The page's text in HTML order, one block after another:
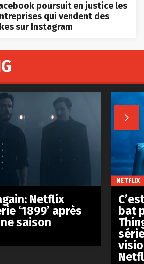
poursuit en justice les
qui vendent des
sur Instagram

Netflix
‘1899’ après
saison
NETFLIX
bat